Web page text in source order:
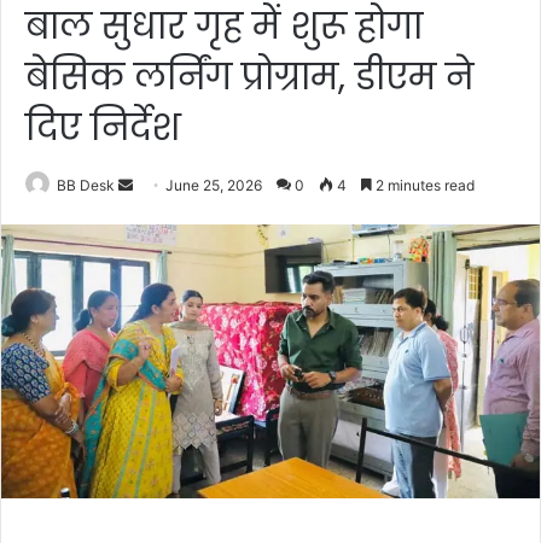
बाल सुधार गृह में शुरू होगा
बेसिक लर्निंग प्रोग्राम, डीएम ने
दिए निर्देश
BB Desk
n
d
a
n
e
m
a
i
l
June 25, 2026 0 4 2 minutes read